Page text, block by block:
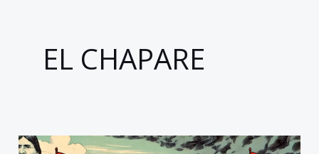
EL CHAPARE
Bolivia